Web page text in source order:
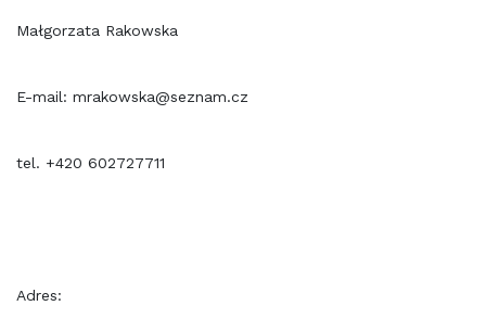
Małgorzata Rakowska
E-mail: mrakowska@seznam.cz
tel. +420 602727711
Adres: